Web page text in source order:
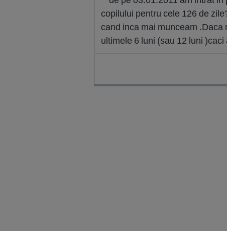
copilului pentru cele 126 de
cand inca mai munceam
ultimele 6 luni (sau 12 luni